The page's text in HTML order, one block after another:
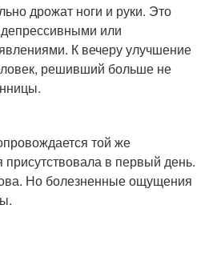
дрожат ноги и руки. Это
депрессивными или
К вечеру улучшение
решивший больше не
той же
присутствовала в первый день.
Но болезненные ощущения